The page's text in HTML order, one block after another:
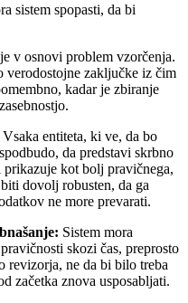
sistem spopasti, da bi
v osnovi problem vzorčenja.
verodostojne zaključke iz čim
kadar je zbiranje
Vsaka entiteta, ki ve, da bo
da predstavi skrbno
kot bolj pravičnega,
dovolj robusten, da ga
ne more prevarati.
Sistem mora
skozi čas, preprosto
revizorja, ne da bi bilo treba
začetka znova usposabljati.